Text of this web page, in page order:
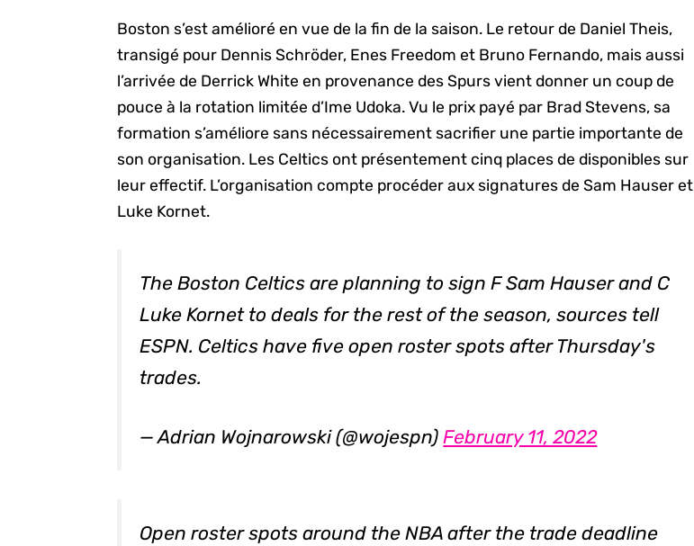
Boston s’est amélioré en vue de la fin de la saison. Le retour de Daniel Theis,
transigé pour Dennis Schröder, Enes Freedom et Bruno Fernando, mais aussi
l’arrivée de Derrick White en provenance des Spurs vient donner un coup de
pouce à la rotation limitée d’Ime Udoka. Vu le prix payé par Brad Stevens, sa
formation s’améliore sans nécessairement sacrifier une partie importante de
son organisation. Les Celtics ont présentement cinq places de disponibles sur
leur effectif. L’organisation compte procéder aux signatures de Sam Hauser et
Luke Kornet.
The Boston Celtics are planning to sign F Sam Hauser and C
Luke Kornet to deals for the rest of the season, sources tell
ESPN. Celtics have five open roster spots after Thursday's
trades.
— Adrian Wojnarowski (@wojespn)February 11, 2022
Open roster spots around the NBA after the trade deadline